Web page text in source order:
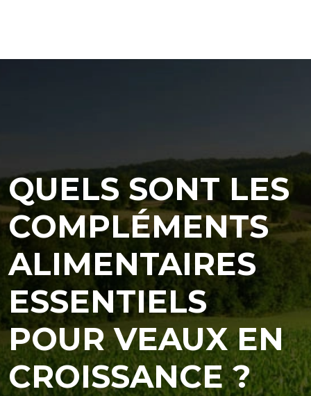
QUELS SONT LES
COMPLÉMENTS
ALIMENTAIRES
ESSENTIELS
POUR VEAUX EN
CROISSANCE ?